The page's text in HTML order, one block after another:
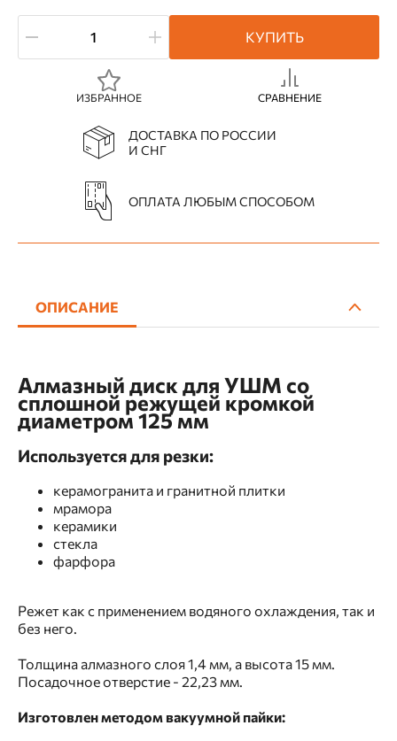
КУПИТЬ
ИЗБРАННОЕ СРАВНЕНИЕ
ДОСТАВКА ПО РОССИИ
И СНГ
ОПЛАТА ЛЮБЫМ СПОСОБОМ
ОПИСАНИЕ
Алмазный диск для УШМ со
сплошной режущей кромкой
диаметром 125 мм
Используется для резки:
керамогранита и гранитной плитки
мрамора
керамики
стекла
фарфора
Режет как с применением водяного охлаждения, так и
без него.
Толщина алмазного слоя 1,4 мм, а высота 15 мм.
Посадочное отверстие - 22,23 мм.
Изготовлен методом вакуумной пайки: